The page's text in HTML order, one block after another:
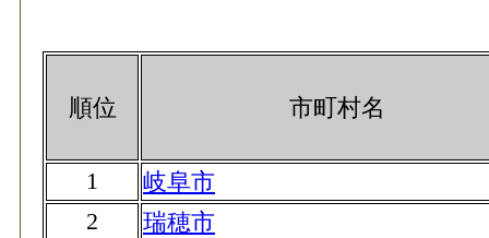
順位 市町村名
1
岐阜市
2
瑞穂市